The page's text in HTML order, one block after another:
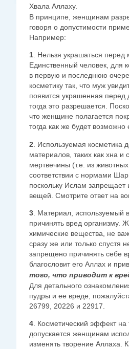
Хвала Аллаху.
В принципе, женщинам
говоря о допустимости
Например:
1 . Нельзя украшаться
Единственный человек, для
в первую и последнюю
косметику так, что муж
появится украшенная
тогда это разрешается.
что женщине полагается
тогда как же будет
2 . Используемая косметика
материалов, таких как хна
мертвечины (т.е. из
соответствии с нормами
поскольку Ислам запрещает
вещей. Смотрите ответ на
3 . Материал, используемый
причинять вред организму.
химические вещества, не
сразу же или только спустя
запрещено причинять себе
благословит его Аллах и
того, что приводит к
Для детального
пудры и ее вреде,
26799, 20226 и 22917.
4. Косметический эффект
допускается женщинам
изменять творение Аллаха.